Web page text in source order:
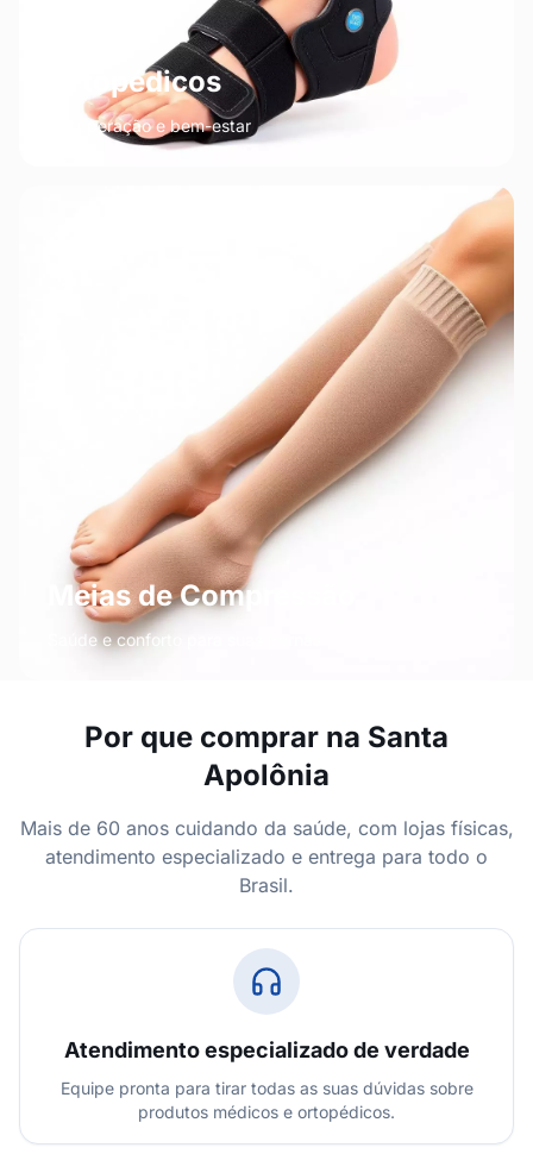
Ortopédicos
Recuperação e bem-estar
Meias de Compressão
Saúde e conforto para suas pernas
Por que comprar na Santa
Apolônia
Mais de 60 anos cuidando da saúde, com lojas físicas,
atendimento especializado e entrega para todo o
Brasil.
Atendimento especializado de verdade
Equipe pronta para tirar todas as suas dúvidas sobre
produtos médicos e ortopédicos.